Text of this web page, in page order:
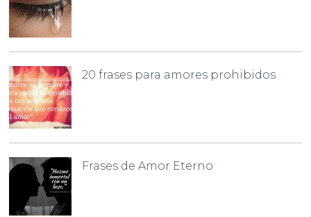
20 frases para amores prohibidos
Frases de Amor Eterno